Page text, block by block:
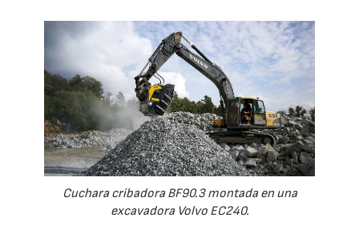
Cuchara cribadora BF90.3 montada en una
excavadora Volvo EC240.